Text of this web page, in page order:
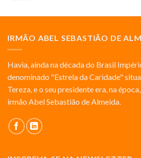
IRMÃO ABEL SEBASTIÃO DE
Havia, ainda na década do Brasil
denominado "Estrela da Caridade"
Tereza, e o seu presidente era, na
irmão Abel Sebastião de Almeida.